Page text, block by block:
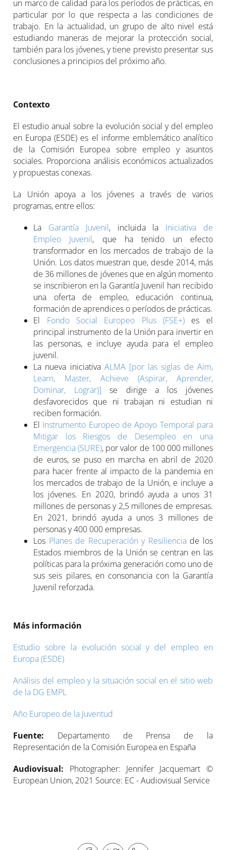
un marco de calidad para los períodos de prácticas, en
particular por lo que respecta a las condiciones de
trabajo. En la actualidad, un grupo de alto nivel está
estudiando maneras de mejorar la protección social,
también para los jóvenes, y tiene previsto presentar sus
conclusiones a principios del próximo año.
Contexto
El estudio anual sobre la evolución social y del empleo
en Europa (ESDE) es el informe emblemático analítico
de la Comisión Europea sobre empleo y asuntos
sociales. Proporciona análisis económicos actualizados
y propuestas conexas.
La Unión apoya a los jóvenes a través de varios
programas, entre ellos:
La Garantía Juvenil, incluida la Iniciativa de
Empleo Juvenil, que ha tenido un efecto
transformador en los mercados de trabajo de la
Unión. Los datos muestran que, desde 2014, más
de 36 millones de jóvenes que en algún momento
se inscribieron en la Garantía Juvenil han recibido
una oferta de empleo, educación continua,
formación de aprendices o períodos de prácticas.
El Fondo Social Europeo Plus (FSE+) es el
principal instrumento de la Unión para invertir en
las personas, e incluye ayuda para el empleo
juvenil.
La nueva iniciativa ALMA [por las siglas de Aim,
Learn, Master, Achieve (Aspirar, Aprender,
Dominar, Lograr)] se dirige a los jóvenes
desfavorecidos que ni trabajan ni estudian ni
reciben formación.
El Instrumento Europeo de Apoyo Temporal para
Mitigar los Riesgos de Desempleo en una
Emergencia (SURE), por valor de 100 000 millones
de euros, se puso en marcha en abril de 2020
para hacer frente al impacto de la pandemia en
los mercados de trabajo de la Unión, e incluye a
los jóvenes. En 2020, brindó ayuda a unos 31
millones de personas y 2,5 millones de empresas.
En 2021, brindó ayuda a unos 3 millones de
personas y 400 000 empresas.
Los Planes de Recuperación y Resilienciade los
Estados miembros de la Unión se centran en las
políticas para la próxima generación como uno de
sus seis pilares, en consonancia con la Garantía
Juvenil reforzada.
Más información
Estudio sobre la evolución social y del empleo en
Europa (ESDE)
Análisis del empleo y la situación social en el sitio web
de la DG EMPL
Año Europeo de la Juventud
Fuente: Departamento de Prensa de la
Representación de la Comisión Europea en España
Audiovisual: Photographer: Jennifer Jacquemart ©
European Union, 2021 Source: EC - Audiovisual Service